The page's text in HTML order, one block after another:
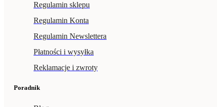
Regulamin sklepu
Regulamin Konta
Regulamin Newslettera
Płatności i wysyłka
Reklamacje i zwroty
Poradnik